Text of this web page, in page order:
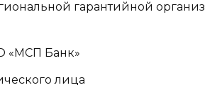
гарантийной
«МСП Банк»
лица